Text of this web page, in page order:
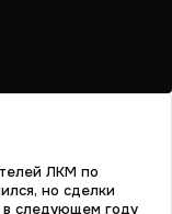
ЛКМ по
но сделки
следующем году